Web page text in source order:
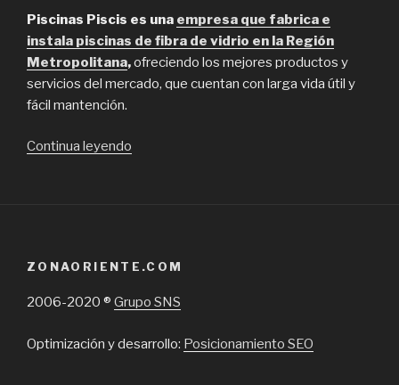
Piscinas Piscis es una empresa que fabrica e
instala piscinas de fibra de vidrio en la Región
Metropolitana,ofreciendo los mejores productos y
servicios del mercado, que cuentan con larga vida útil y
fácil mantención.
Continua leyendo
piscinas”
ZONAORIENTE.COM
2006-2020 ® Grupo SNS
Optimización y desarrollo: Posicionamiento SEO